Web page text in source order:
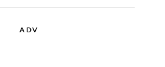
ADV